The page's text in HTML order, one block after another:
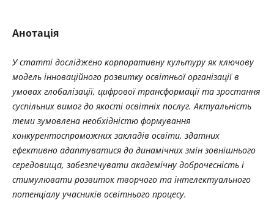
Анотація
У статті досліджено корпоративну культуру як ключову
модель інноваційного розвитку освітньої організації в
умовах глобалізації, цифрової трансформації та зростання
суспільних вимог до якості освітніх послуг. Актуальність
теми зумовлена необхідністю формування
конкурентоспроможних закладів освіти, здатних
ефективно адаптуватися до динамічних змін зовнішнього
середовища, забезпечувати академічну доброчесність і
стимулювати розвиток творчого та інтелектуального
потенціалу учасників освітнього процесу.